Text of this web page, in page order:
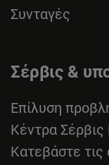
Συνταγές
Σέρβις &
Επίλυση
Κέντρα
Κατεβάστε τις